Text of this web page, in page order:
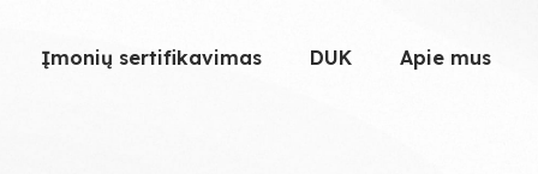
Įmonių sertifikavimas DUK Apie mus